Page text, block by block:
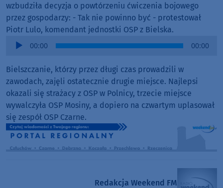
wzbudziła decyzja o powtórzeniu ćwiczenia bojowego
przez gospodarzy: - Tak nie powinno być - protestował
Piotr Lulo, komendant jednostki OSP z Bielska.
Audio
00:00 00:00
Bielszczanie, którzy przez długi czas prowadzili w
zawodach, zajęli ostatecznie drugie miejsce. Najlepsi
okazali się strażacy z OSP w Polnicy, trzecie miejsce
wywalczyła OSP Mosiny, a dopiero na czwartym uplasował
się zespół OSP Czarne.
Redakcja Weekend FM